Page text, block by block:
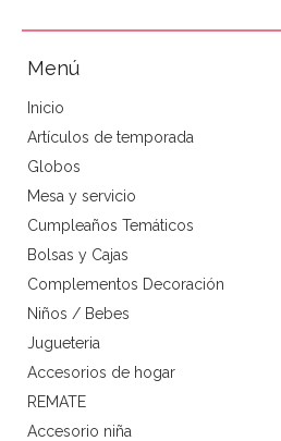
Menú
Inicio
Artículos de temporada
Globos
Mesa y servicio
Cumpleaños Temáticos
Bolsas y Cajas
Complementos Decoración
Niños / Bebes
Jugueteria
Accesorios de hogar
REMATE
Accesorio niña